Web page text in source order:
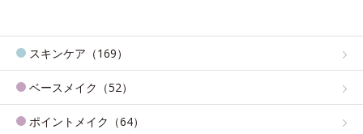
スキンケア（169）
ベースメイク（52）
ポイントメイク（64）